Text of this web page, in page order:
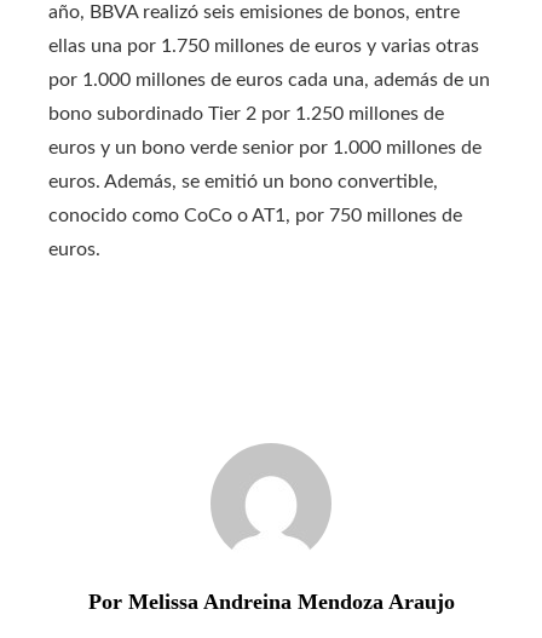
año, BBVA realizó seis emisiones de bonos, entre
ellas una por 1.750 millones de euros y varias otras
por 1.000 millones de euros cada una, además de un
bono subordinado Tier 2 por 1.250 millones de
euros y un bono verde senior por 1.000 millones de
euros. Además, se emitió un bono convertible,
conocido como CoCo o AT1, por 750 millones de
euros.
Por Melissa Andreina Mendoza Araujo